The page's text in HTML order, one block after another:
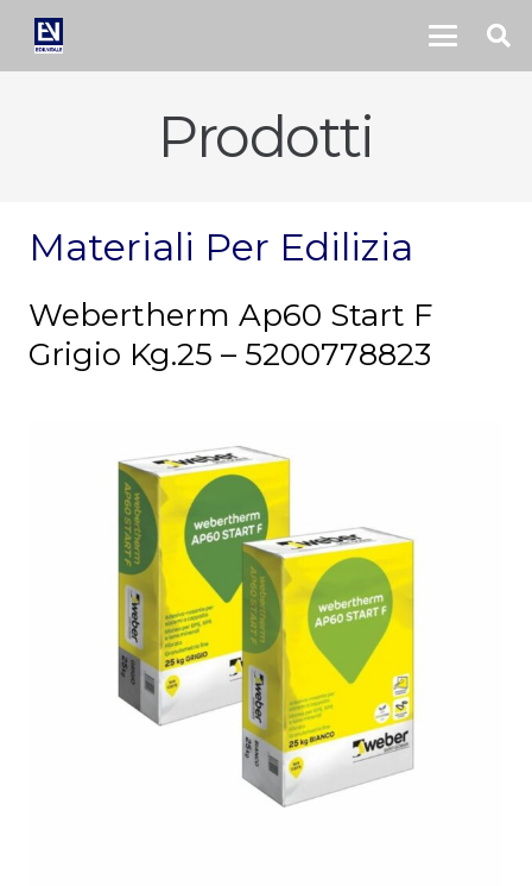
Prodotti
Materiali Per Edilizia
Webertherm Ap60 Start F
Grigio Kg.25 – 5200778823